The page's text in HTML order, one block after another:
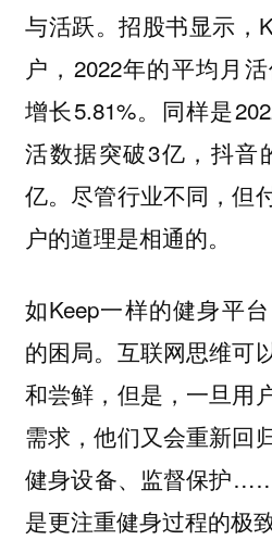
与活跃。招股书显示，
户，2022年的平均月
增长5.81%。同样是
活数据突破3亿，抖音
亿。尽管行业不同，但
户的道理是相通的。
如Keep一样的健身平
的困局。互联网思维可
和尝鲜，但是，一旦用
需求，他们又会重新回
健身设备、监督保护
是更注重健身过程的极致